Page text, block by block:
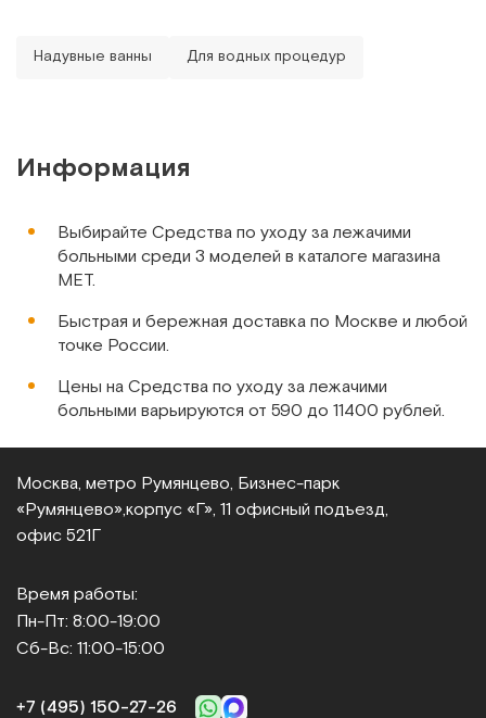
Airlaid & PE foil, Дания
Рукавицы для сухого мытья с полиэтиленовым экраном,
50 шт в упаковке
Под заказАрт.10450
Сравнить
Dr.Fischer
Надувные ванны Для водных процедур
Информация
Выбирайте Средства по уходу за лежачими
больными среди 3 моделей в каталоге магазина
МЕТ.
Быстрая и бережная доставка по Москве и любой
точке России.
Цены на Средства по уходу за лежачими
больными варьируются от 590 до 11400 рублей.
Москва, метро Румянцево, Бизнес‑парк
«Румянцево», корпус «Г», 11 офисный подъезд,
офис 521Г
Время работы:
Пн-Пт: 8:00-19:00
Сб-Вс: 11:00-15:00
+7 (495) 150‑27‑26